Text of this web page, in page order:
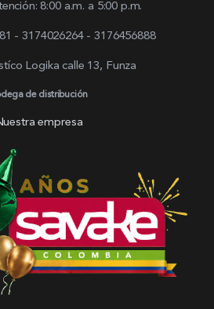
8:00 a.m. a 5:00 p.m.
- 3174026264 - 3176456888
Logika calle 13, Funza
de distribución
empresa